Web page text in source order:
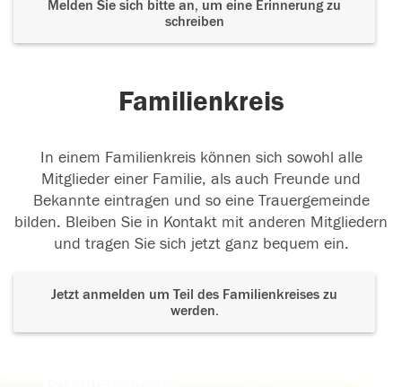
Melden Sie sich bitte an, um eine Erinnerung zu
schreiben
Familienkreis
In einem Familienkreis können sich sowohl alle
Mitglieder einer Familie, als auch Freunde und
Bekannte eintragen und so eine Trauergemeinde
bilden. Bleiben Sie in Kontakt mit anderen Mitgliedern
und tragen Sie sich jetzt ganz bequem ein.
Jetzt anmelden um Teil des Familienkreises zu
werden.